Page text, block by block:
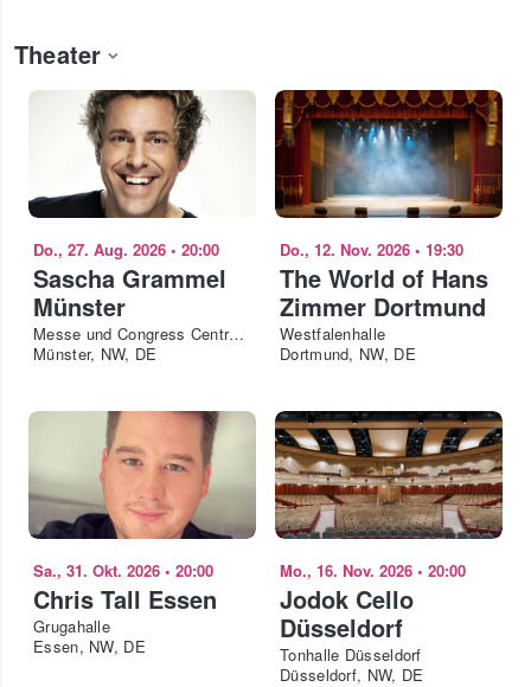
Theater
Do., 27. Aug. 2026 • 20:00
Sascha Grammel
Münster
Messe und Congress Centrum Halle Münsterland
Münster, NW, DE
Do., 12. Nov. 2026 • 19:30
The World of Hans
Zimmer Dortmund
Westfalenhalle
Dortmund, NW, DE
Sa., 31. Okt. 2026 • 20:00
Chris Tall Essen
Grugahalle
Essen, NW, DE
Mo., 16. Nov. 2026 • 20:00
Jodok Cello
Düsseldorf
Tonhalle Düsseldorf
Düsseldorf, NW, DE